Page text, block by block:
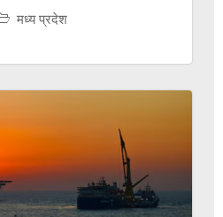
मध्य प्रदेश